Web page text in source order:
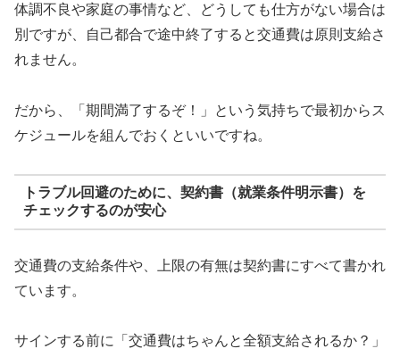
体調不良や家庭の事情など、どうしても仕方がない場合は
別ですが、自己都合で途中終了すると交通費は原則支給さ
れません。
だから、「期間満了するぞ！」という気持ちで最初からス
ケジュールを組んでおくといいですね。
トラブル回避のために、契約書（就業条件明示書）を
チェックするのが安心
交通費の支給条件や、上限の有無は契約書にすべて書かれ
ています。
サインする前に「交通費はちゃんと全額支給されるか？」